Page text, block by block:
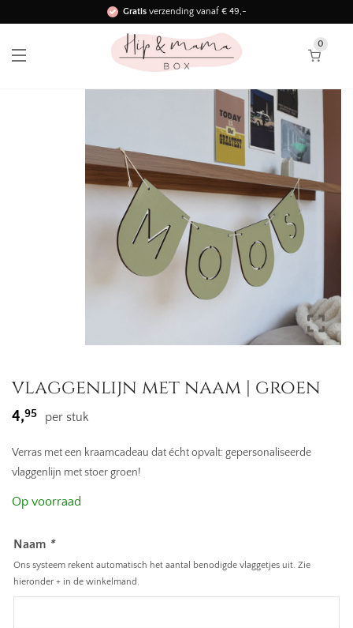
Gratisverzending vanaf € 49,-
Binnen 3 werkdagen in huis!
0
vlaggenlijn met naam | groen
4,95 per stuk
Verras met een kraamcadeau dat écht opvalt: gepersonaliseerde
vlaggenlijn met stoer groen!
Op voorraad
Naam *
Ons systeem rekent automatisch het aantal benodigde vlaggetjes uit. Zie
hieronder + in de winkelmand.